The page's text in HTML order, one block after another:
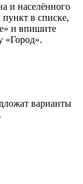
и населённого
в списке,
и впишите
«Город».
варианты